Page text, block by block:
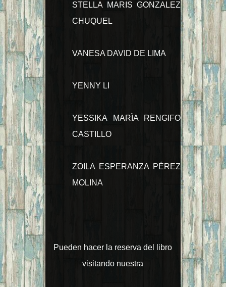
STELLA MARIS GONZALEZ
CHUQUEL
VANESA DAVID DE LIMA
YENNY LI
YESSIKA MARÌA RENGIFO
CASTILLO
ZOILA ESPERANZA PÉREZ
MOLINA
Pueden hacer la reserva del libro
visitando nuestra